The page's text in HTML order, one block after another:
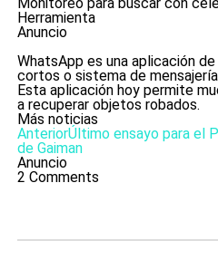
Herramienta
Anuncio
WhatsApp es una aplicación
cortos o sistema de
Esta aplicación hoy permite
a recuperar objetos robados.
Más noticias
AnteriorÚltimo ensayo para el
de Gaiman
Anuncio
2 Comments